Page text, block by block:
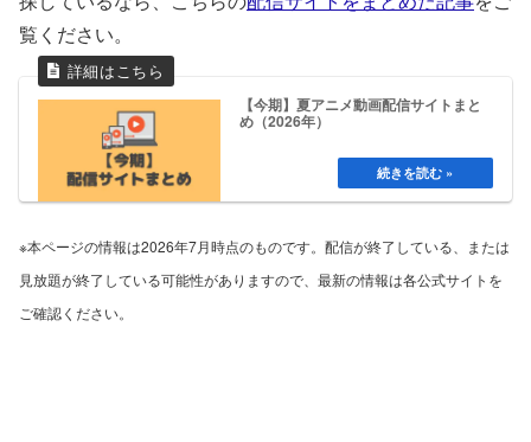
覧ください。
【今期】夏アニメ動画配信サイトまと
め（2026年）
※本ページの情報は2026年7月時点のものです。配信が終了している、または
見放題が終了している可能性がありますので、最新の情報は各公式サイトを
ご確認ください。